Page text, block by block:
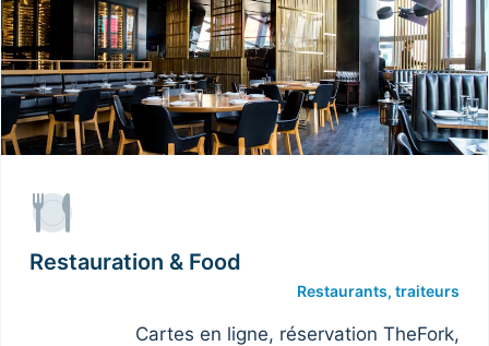
Restauration & Food
Restaurants, traiteurs
Cartes en ligne, réservation TheFork,